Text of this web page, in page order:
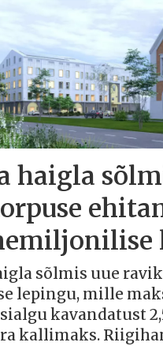
haigla
sõlmis uue
lepingu, mille
kavandatust
kallimaks.